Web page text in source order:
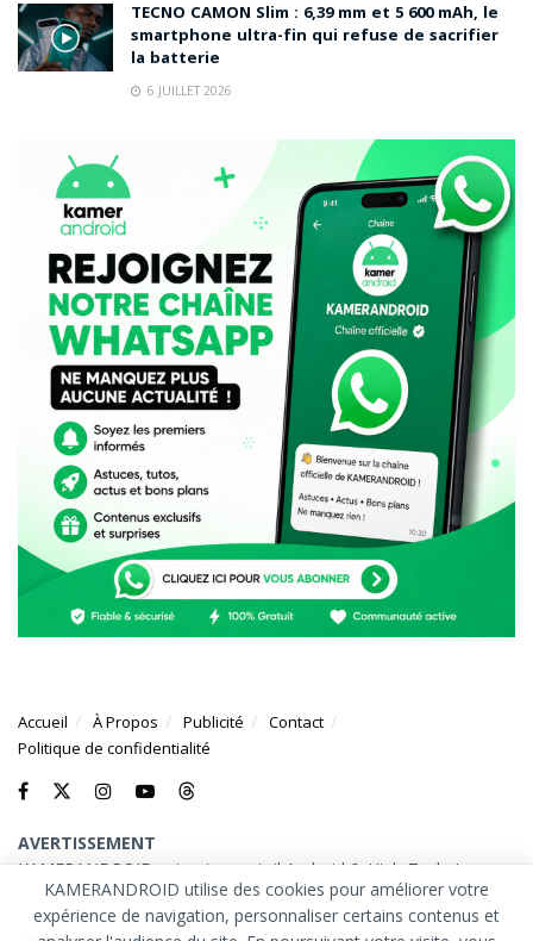
TECNO CAMON Slim : 6,39 mm et 5 600 mAh, le
smartphone ultra-fin qui refuse de sacrifier
la batterie
6 JUILLET 2026
Accueil À Propos Publicité
Contact
Politique de confidentialité
AVERTISSEMENT
KAMERANDROID est votre portail Android & High-Tech. Les
marques et logos mentionnés sur ce site appartiennent à leurs
propriétaires respectifs.
KAMERANDROID utilise des cookies pour améliorer votre
expérience de navigation, personnaliser certains contenus et